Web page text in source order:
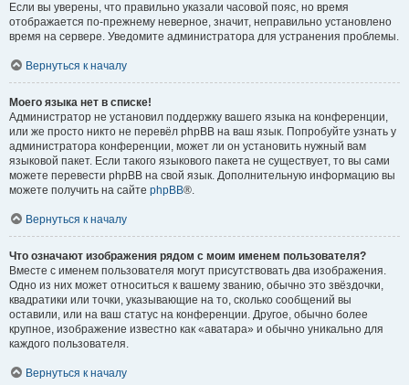
Если вы уверены, что правильно указали часовой пояс, но время
отображается по-прежнему неверное, значит, неправильно установлено
время на сервере. Уведомите администратора для устранения проблемы.
Вернуться к началу
Моего языка нет в списке!
Администратор не установил поддержку вашего языка на конференции,
или же просто никто не перевёл phpBB на ваш язык. Попробуйте узнать у
администратора конференции, может ли он установить нужный вам
языковой пакет. Если такого языкового пакета не существует, то вы сами
можете перевести phpBB на свой язык. Дополнительную информацию вы
можете получить на сайте phpBB®.
Вернуться к началу
Что означают изображения рядом с моим именем пользователя?
Вместе с именем пользователя могут присутствовать два изображения.
Одно из них может относиться к вашему званию, обычно это звёздочки,
квадратики или точки, указывающие на то, сколько сообщений вы
оставили, или на ваш статус на конференции. Другое, обычно более
крупное, изображение известно как «аватара» и обычно уникально для
каждого пользователя.
Вернуться к началу